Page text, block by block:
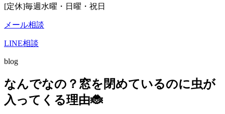
[定休]毎週水曜・日曜・祝日
メール相談
LINE相談
blog
なんでなの？窓を閉めているのに虫が
入ってくる理由🐞